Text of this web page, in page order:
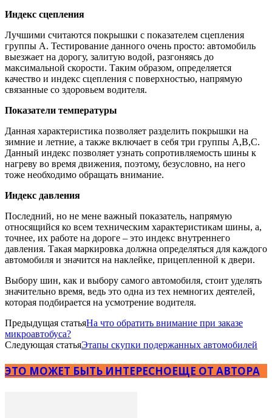
Индекс сцепления
Лучшими считаются покрышки с показателем сцепления
группы А. Тестирование данного очень просто: автомобиль
выезжает на дорогу, залитую водой, разгоняясь до
максимальной скорости. Таким образом, определяется
качество и индекс сцепления с поверхностью, напрямую
связанные со здоровьем водителя.
Показатели температуры
Данная характеристика позволяет разделить покрышки на
зимние и летние, а также включает в себя три группы A,B,C.
Данный индекс позволяет узнать сопротивляемость шины к
нагреву во время движения, поэтому, безусловно, на него
тоже необходимо обращать внимание.
Индекс давления
Последний, но не мене важный показатель, напрямую
относящийся ко всем техническим характеристикам шины, а,
точнее, их работе на дороге – это индекс внутреннего
давления. Такая маркировка должна определяться для каждого
автомобиля и значится на наклейке, прицепленной к двери.
Выбору шин, как и выбору самого автомобиля, стоит уделять
значительно время, ведь это одна из тех немногих деятелей,
которая подбирается на усмотрение водителя.
Предыдущая статьяНа что обратить внимание при заказе
микроавтобуса?
Следующая статьяЭтапы скупки подержанных автомобилей
ЭТО МОЖЕТ БЫТЬ ИНТЕРЕСНОЕЩЕ ОТ АВТОРА